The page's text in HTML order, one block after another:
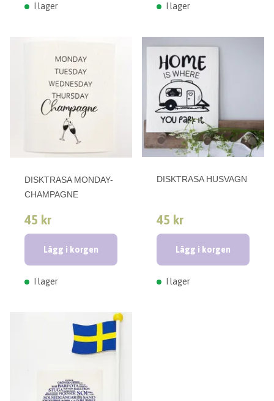
I lager I lager
DISKTRASA MONDAY-
CHAMPAGNE
45 kr
Lägg i korgen
I lager
DISKTRASA HUSVAGN
45 kr
Lägg i korgen
I lager